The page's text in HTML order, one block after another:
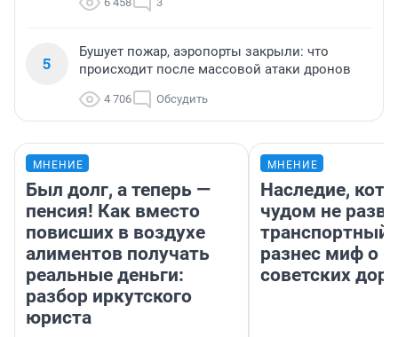
5
Бушует пожар, аэропорты закрыли: что
происходит после массовой атаки дронов
4 706 Обсудить
МНЕНИЕ
Был долг, а теперь —
пенсия! Как вместо
повисших в воздухе
алиментов получать
реальные деньги:
разбор иркутского
юриста
МНЕНИЕ
Наследие,
чудом не
транспортный
разнес миф о
советских